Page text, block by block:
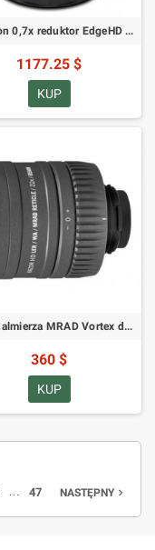
Celestron 0,7x reduktor EdgeHD 1100 (94241)
1177.25 $
KUP
Oczko dalmierza MRAD Vortex do lunet obserwacyjnych Razor 85 mm
360 $
KUP
47 NASTĘPNY navigate_next